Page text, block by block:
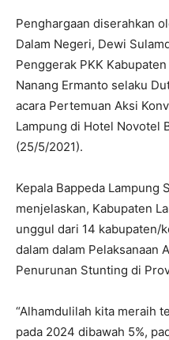
Penghargaan diserahkan
Dalam Negeri, Dewi
Penggerak PKK
Nanang Ermanto selaku
acara Pertemuan Aksi
Lampung di Hotel Novotel
(25/5/2021).
Kepala Bappeda Lampung
menjelaskan, Kabupaten
unggul dari 14 kabupaten/
dalam dalam Pelaksanaan
Penurunan Stunting di
“Alhamdulilah kita meraih
pada 2024 dibawah 5%,